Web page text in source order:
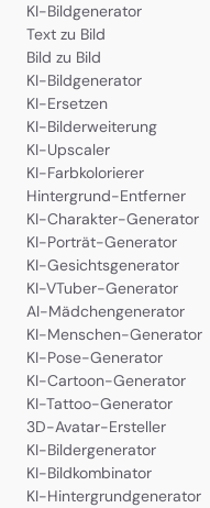
KI-Bildgenerator
Text zu Bild
Bild zu Bild
KI-Bildgenerator
KI-Ersetzen
KI-Bilderweiterung
KI-Upscaler
KI-Farbkolorierer
Hintergrund-Entferner
KI-Charakter-Generator
KI-Porträt-Generator
KI-Gesichtsgenerator
KI-VTuber-Generator
AI-Mädchengenerator
KI-Menschen-Generator
KI-Pose-Generator
KI-Cartoon-Generator
KI-Tattoo-Generator
3D-Avatar-Ersteller
KI-Bildergenerator
KI-Bildkombinator
KI-Hintergrundgenerator